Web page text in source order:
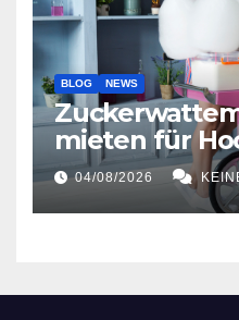
BLOG NEWS
mieten für
04/08/2026